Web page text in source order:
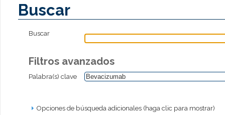
Buscar
Buscar
Filtros avanzados
Palabra(s) clave
Opciones de búsqueda adicionales (haga clic para mostrar)